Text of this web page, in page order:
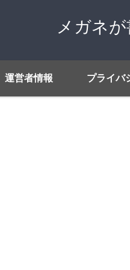
メガネ
運営者情報 プライバ